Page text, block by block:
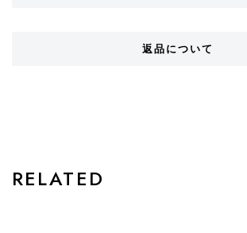
返品について
RELATED